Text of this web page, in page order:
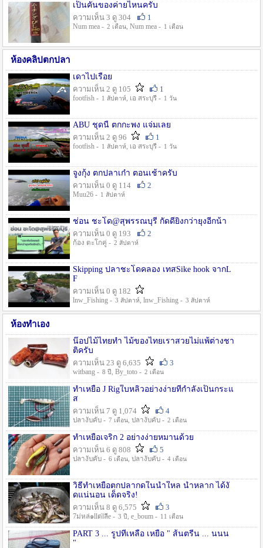
เป็นคันของค่ายไหนครับ
ความเห็น 3 ดู 304
1
Num mea - 2 เดือน, Num mea - 1 เดือน
ห้องคลิปตกปลา
เดาไปเรื่อย
ความเห็น 2 ดู 105
1
footfish - 1 สัปดาห์, เอ สระบุรี - 1 วัน
ABU ชุดนี้ ตกกะพง แจ่มเลย
ความเห็น 2 ดู 96
1
footfish - 1 สัปดาห์, เอ สระบุรี - 1 วัน
จูงกุ้ง ตกปลาเก๋า ตอนเช้าครับ
ความเห็น 0 ดู 114
2
Muu26 - 1 สัปดาห์
ช่อน ชะโด@สุพรรณบุรี กัดดียิ่งกว่ายุงอีกน้า
ความเห็น 0 ดู 193
2
ก้อง ตะโกคู่ - 2 สัปดาห์
Skipping ปลาชะโดคลอง เทสSike hook จากL
F
ความเห็น 0 ดู 182
lnw_Fishing - 3 สัปดาห์, lnw_Fishing - 3 สัปดาห์
ห้องทำเอง
น๊อปไม้ไทยทำ ไม้ของไทยเราสวยไม่แพ้ต่างชา
ติครับ
ความเห็น 23 ดู 6,635
3
witbang - 8 ปี , By_toto - 2 เดือน
ทำเหยื่อ J Rigใบหลิวอย่างง่ายที่กำลังเป็นกระแ
ส
ความเห็น 7 ดู 1,074
4
ปลางับคับ - 7 เดือน, ปลางับคับ - 2 เดือน
ทำเหยื่อเจริก 2 อย่างง่ายหมานด้วย
ความเห็น 6 ดู 808
5
ปลางับคับ - 6 เดือน, ปลางับคับ - 4 เดือน
วิธีทำเหยื่อตกปลากดในน้ำใหล น้ำหลาก ได้งั
ดแน่นอน เด็ดจริง!
ความเห็น 8 ดู 6,575
3
7ม่หล่๑llต่lลีe - 3 ปี , e_boum - 11 เดือน
PART 3 ... รูปที่เหลือ เหยื่อ " ส้นตรีน ... นนน
"